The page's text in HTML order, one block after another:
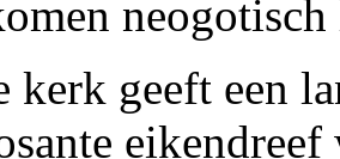
geeft een